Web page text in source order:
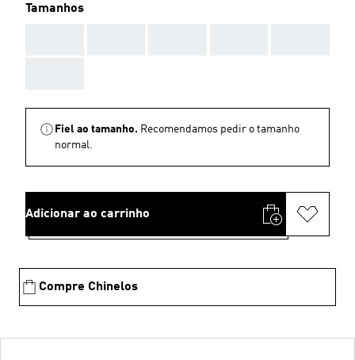
Tamanhos
Fiel ao tamanho. Recomendamos pedir o tamanho
normal.
Adicionar ao carrinho
Compre Chinelos